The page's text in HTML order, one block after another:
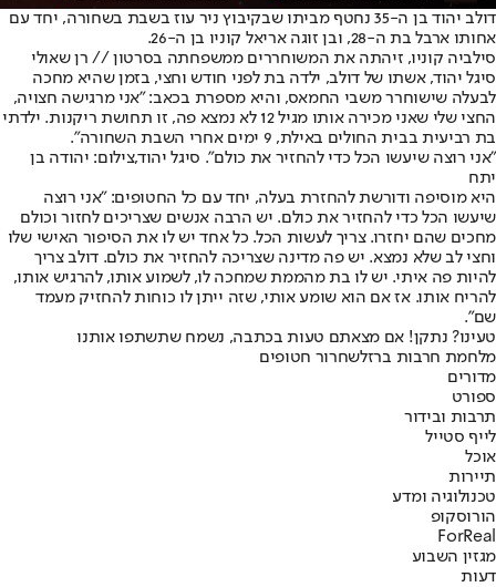
דולב יהוד בן ה-35 נחטף מביתו שבקיבוץ ניר עוז בשבת בשחורה, יחד עם
אחותו ארבל בת ה-28, ובן זוגה אריאל קוניו בן ה-26.
סילביה קוניו, זיהתה את המשוחררים ממשפחתה בסרטון // רן שאולי
סיגל יהוד, אשתו של דולב, ילדה בת לפני חודש וחצי, בזמן שהיא מחכה
לבעלה שישוחרר משבי החמאס, והיא מספרת בכאב: "אני מרגישה חצויה,
החצי שלי שאני מכירה אותו מגיל 12 לא נמצא פה, זו תחושת ריקנות. ילדתי
בת רביעית בבית החולים באילת, 9 ימים אחרי השבת השחורה".
"אני רוצה שיעשו הכל כדי להחזיר את כולם". סיגל יהוד,צילום: יהודה בן
יתח
היא מוסיפה ודורשת להחזרת בעלה, יחד עם כל החטופים: "אני רוצה
שיעשו הכל כדי להחזיר את כולם. יש הרבה אנשים שצריכים לחזור וכולם
מחכים שהם יחזרו. צריך לעשות הכל. כל אחד יש לו את הסיפור האישי שלו
וחצי לב שלא נמצא. יש פה מדינה שצריכה להחזיר את כולם. דולב צריך
להיות פה איתי. יש לו בת מהממת שמחכה לו, לשמוע אותו, להרגיש אותו,
להריח אותו. אז אם הוא שומע אותי, שזה ייתן לו כוחות להחזיק מעמד
שם".
טעינו? נתקן! אם מצאתם טעות בכתבה, נשמח שתשתפו אותנו
מלחמת חרבות ברזלשחרור חטופים
מדורים
ספורט
תרבות ובידור
לייף סטייל
אוכל
תיירות
טכנולוגיה ומדע
הורוסקופ
ForReal
מגזין השבוע
דעות